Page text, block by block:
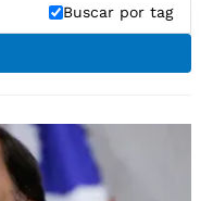
Buscar por tag